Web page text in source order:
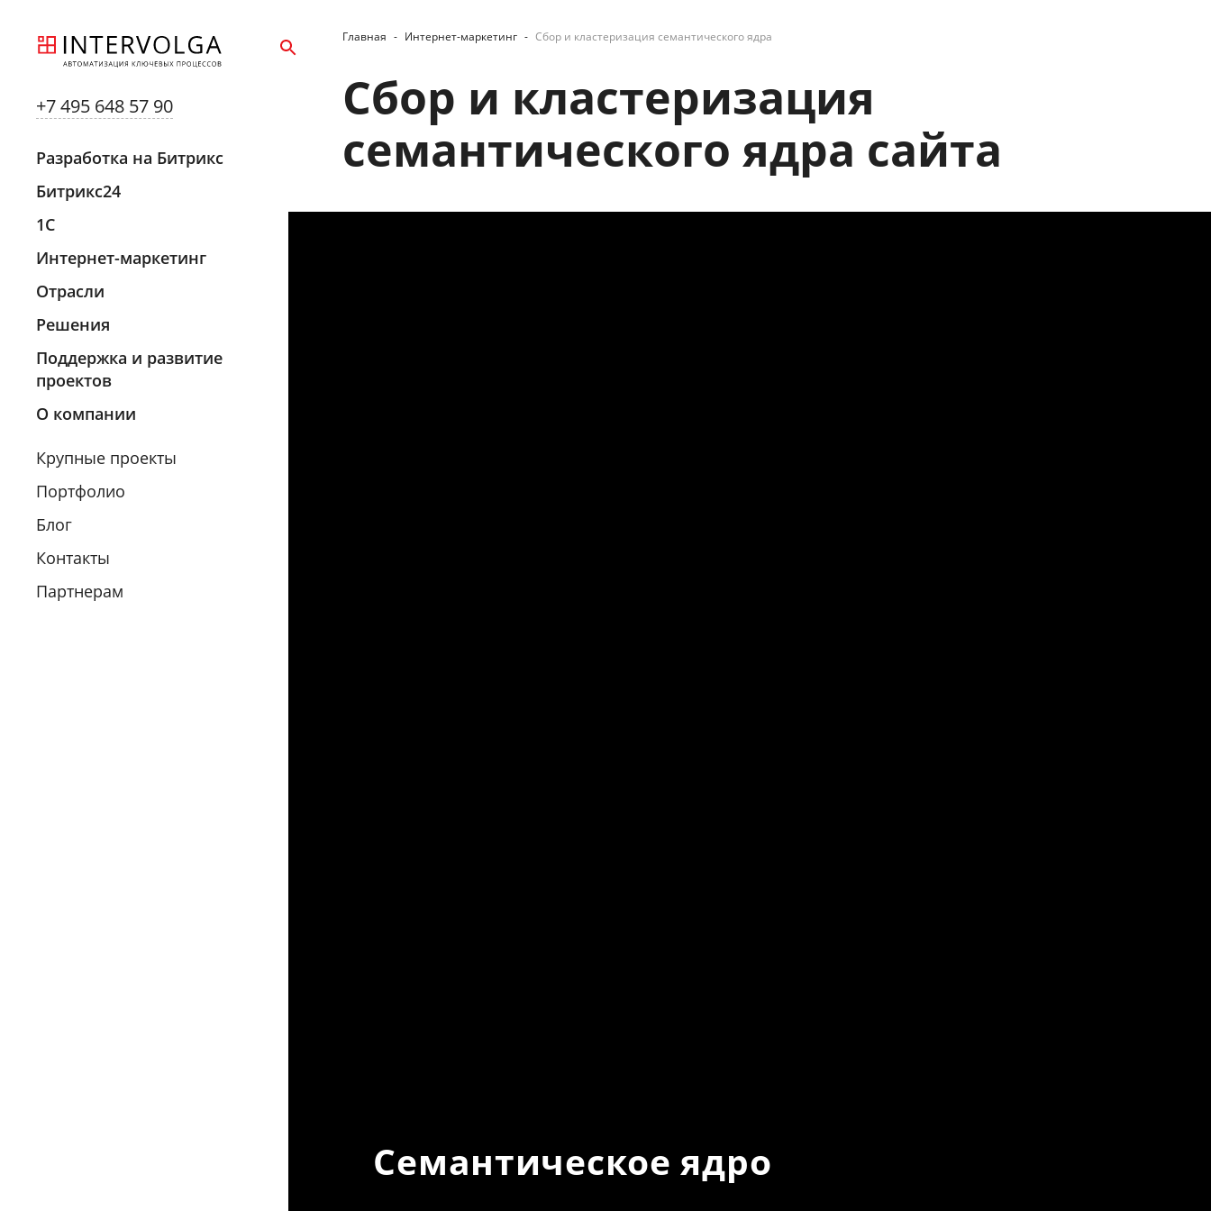
+7 495 648 57 90
Разработка на Битрикс
Битрикс24
1С
Интернет-маркетинг
Отрасли
Решения
Поддержка и развитие
проектов
О компании
Крупные проекты
Портфолио
Блог
Контакты
Партнерам
Главная - Интернет-маркетинг - Сбор и кластеризация семантического ядра
Сбор и кластеризация
семантического ядра сайта